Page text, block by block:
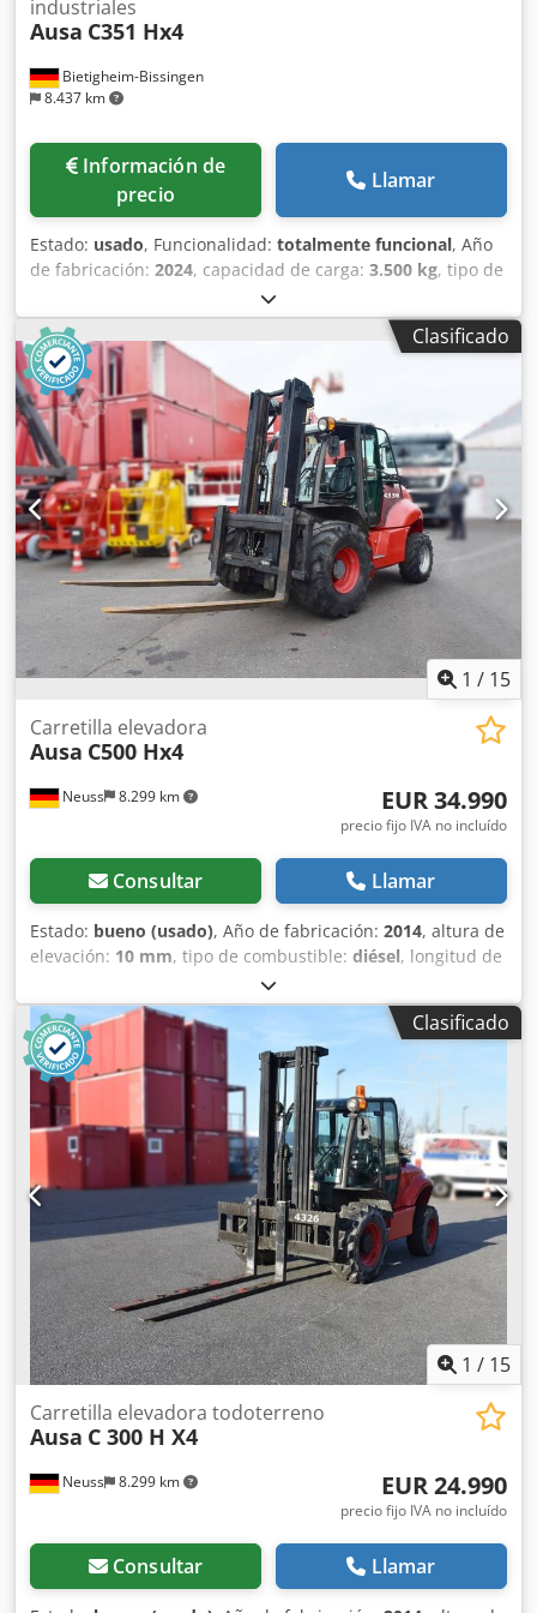
Bietigheim-Bissingen
8.437 km
industriales
Ausa C351 Hx4
Información de
precio
Llamar
Estado: usado, Funcionalidad: totalmente funcional, Año
de fabricación: 2024, capacidad de carga: 3.500 kg, tipo de
, peso en vacío:
4.540 mm, tipo de accionamiento:Diesel, Tipo de mástil:
Ninguno Estado técnico: Nuevo Tipo de neumáticos
delanteros: Neumático Tamaño de neumáticos delanteros:
16/70-20 Tipo de neumáticos traseros: Neumático Tamaño
de neumáticos traseros: 12-16.5 Chsdpfx Afsxgkncenja
Certificado CE,
Clasificado
1 / 15
Neuss 8.299 km
Carretilla elevadora
Ausa C500 Hx4
EUR 34.990
precio fijo IVA no incluído
Consultar Llamar
Estado: bueno (usado), Año de fabricación: 2014, altura de
elevación: 10 mm, tipo de combustible: diésel, longitud de
, Peso en vacío: 8.350 kg Capacidad de
elevación: 4.900 kg Altura de construcción: 27,7 cm
Marcado CE: sí Estado técnico: bueno Estado óptico: bueno
Dimensiones de transporte (L x A x H): LxA 3,37 x 2,00 m
País de fabricación: ES Póngase en contacto con Christian
Theißen para más información. Fabricante: Ausa Modelo:
C500 Hx4 Año de fabricación: 2014 Tipo de producto:
Usado Datos: Altura máxima de elevación: 5,48 m
Capacidad de carga: 4.900 kg Longitud de las horquillas:
1,78 m Tipo de propulsión: Diésel Dimensiones totales (sin
horquillas): LxA 3,37 x 2,00 m Altura de construcción: 2,77
m Peso propio: 8.350 kg Codpfx Ajxmh Exefnoha
Características especiales: Tracción total conectable,
dirección en 2 ruedas, desplazador lateral: 0,20 m, posible
uso con remolque. Ubicación: 41468 Neuss: disponible
inmediatamente
Clasificado
1 / 15
Neuss 8.299 km
Carretilla elevadora todoterreno
Ausa C 300 H X4
EUR 24.990
precio fijo IVA no incluído
Consultar Llamar